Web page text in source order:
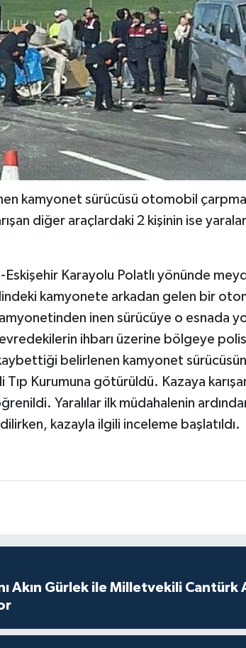
kamyonet sürücüsü otomobil
diğer araçlardaki 2 kişinin ise
Eskişehir Karayolu Polatlı yönünde
kamyonete arkadan gelen bir
inen sürücüye o esnada
ihbarı üzerine bölgeye
belirlenen kamyonet
Kurumuna götürüldü. Kazaya
Yaralılar ilk müdahalenin
kazayla ilgili inceleme başlatıldı.
Akın Gürlek ile Milletvekili Cantürk